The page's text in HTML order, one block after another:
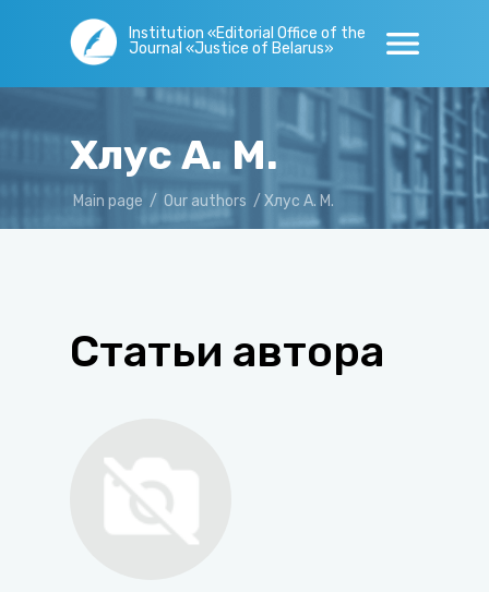
Institution «Editorial Office of the
Journal «Justice of Belarus»
Хлус А. М.
Main page / Our authors / Хлус А. М.
Статьи автора